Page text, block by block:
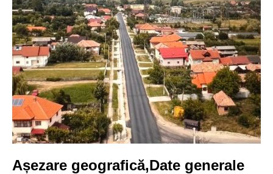
Așezare geografică,Date generale